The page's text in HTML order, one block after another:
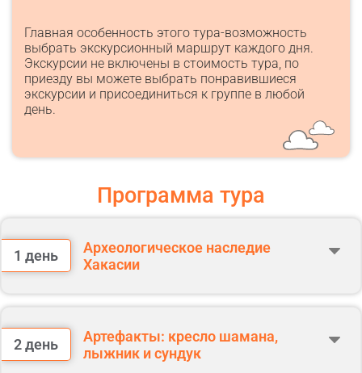
Главная особенность этого тура-возможность
выбрать экскурсионный маршрут каждого дня.
Экскурсии не включены в стоимость тура, по
приезду вы можете выбрать понравившиеся
экскурсии и присоединиться к группе в любой
день.
Программа тура
1 день
Археологическое наследие
Хакасии
Встреча с гидом в холле отеля.
По желанию выезд на экскурсию (стоимость 2700 ₽).
Посещение национального музея Хакасии - зал каменных
2 день
Артефакты: кресло шамана,
лыжник и сундук